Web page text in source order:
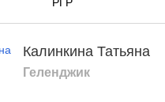
Калинкина Татьяна
Геленджик